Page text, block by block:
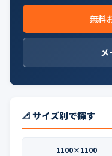
無料
メ
📐 サイズ別で探す
1100×1100